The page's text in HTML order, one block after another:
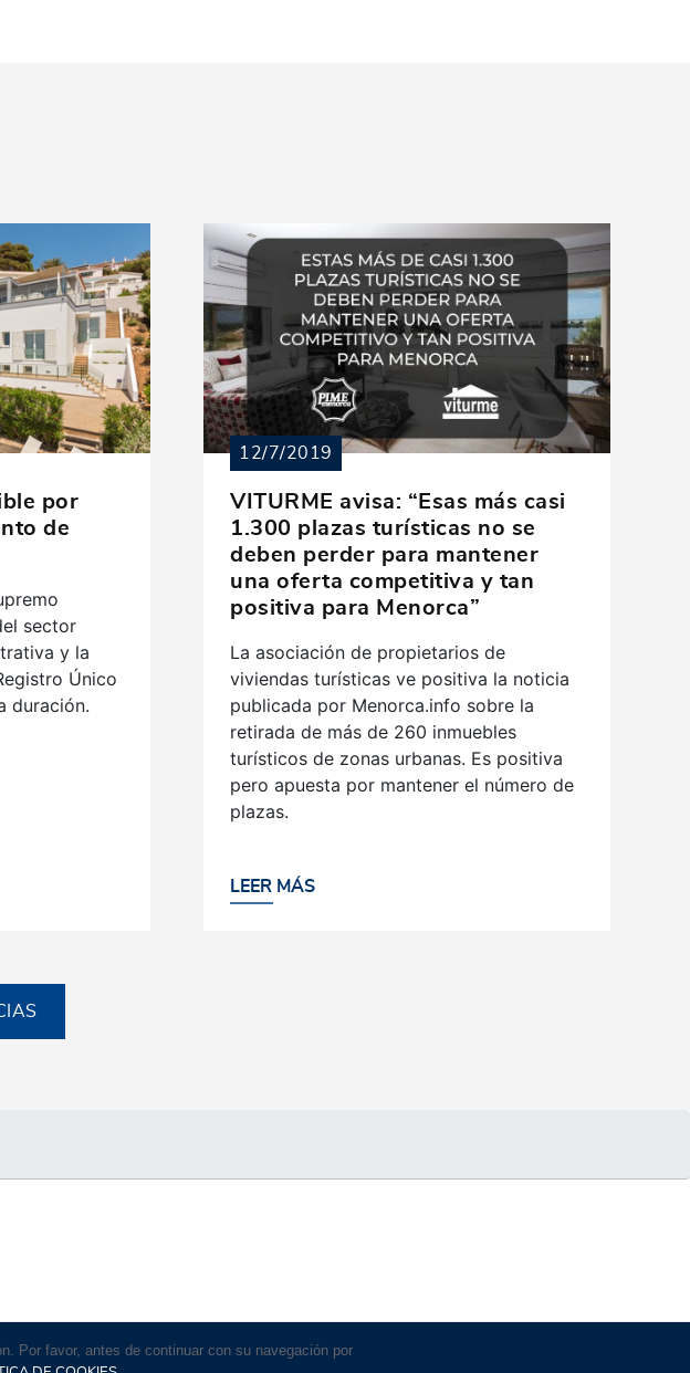
por
de
sector
y la
Único
duración.
VITURME avisa: “Esas más casi
1.300 plazas turísticas no se
deben perder para mantener
una oferta competitiva y tan
positiva para Menorca”
12/7/2019
La asociación de propietarios de
viviendas turísticas ve positiva la noticia
publicada por Menorca.info sobre la
retirada de más de 260 inmuebles
turísticos de zonas urbanas. Es positiva
pero apuesta por mantener el número de
plazas.
LEER MÁS
Por favor, antes de continuar con su navegación por